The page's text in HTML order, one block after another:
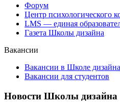
Форум
Центр психологического
LMS — единая
Газета Школы дизайна
Вакансии
Вакансии в Школе дизайна
Вакансии для студентов
Новости Школы дизайна